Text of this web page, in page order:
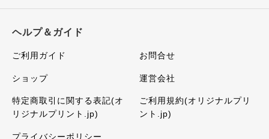
ヘルプ＆ガイド
ご利用ガイド お問合せ
ショップ 運営会社
特定商取引に関する表記(オ
リジナルプリント.jp)
ご利用規約(オリジナルプリ
ント.jp)
プライバシーポリシー